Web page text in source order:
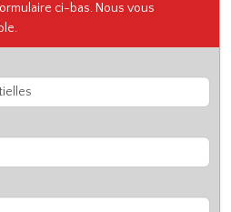
ci-bas. Nous vous